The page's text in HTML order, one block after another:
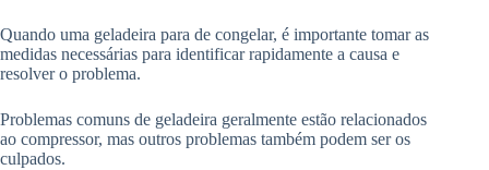
Quando uma geladeira para de congelar, é importante tomar as
medidas necessárias para identificar rapidamente a causa e
resolver o problema.
Problemas comuns de geladeira geralmente estão relacionados
ao compressor, mas outros problemas também podem ser os
culpados.